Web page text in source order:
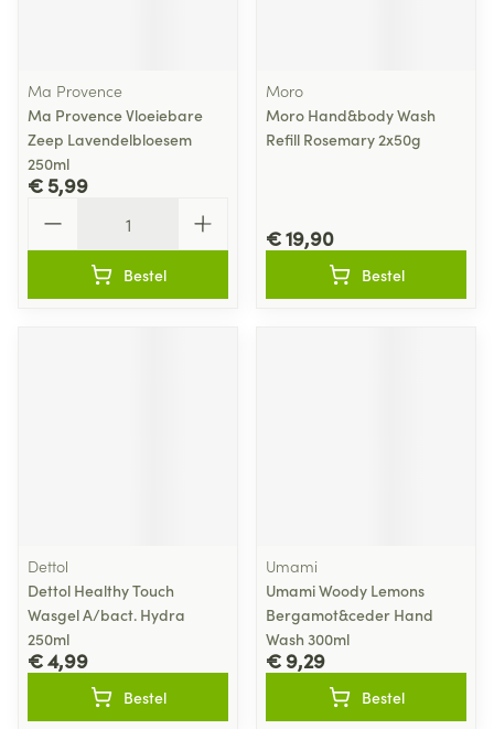
Ma Provence
Ma Provence Vloeiebare
Zeep Lavendelbloesem
250ml
€ 5,99
Bestel
Moro
Moro Hand&body Wash
Refill Rosemary 2x50g
€ 19,90
Bestel
Dettol
Dettol Healthy Touch
Wasgel A/bact. Hydra
250ml
€ 4,99
Bestel
Umami
Umami Woody Lemons
Bergamot&ceder Hand
Wash 300ml
€ 9,29
Bestel